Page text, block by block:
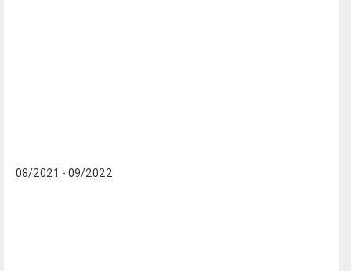
08/2021 - 09/2022